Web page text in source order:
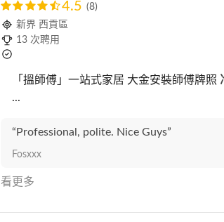
4.5 (8)
新界 西貢區
13 次聘用
「搵師傅」一站式家居 大金安裝師傅牌照
...
“Professional, polite. Nice Guys”
Fosxxx
看更多